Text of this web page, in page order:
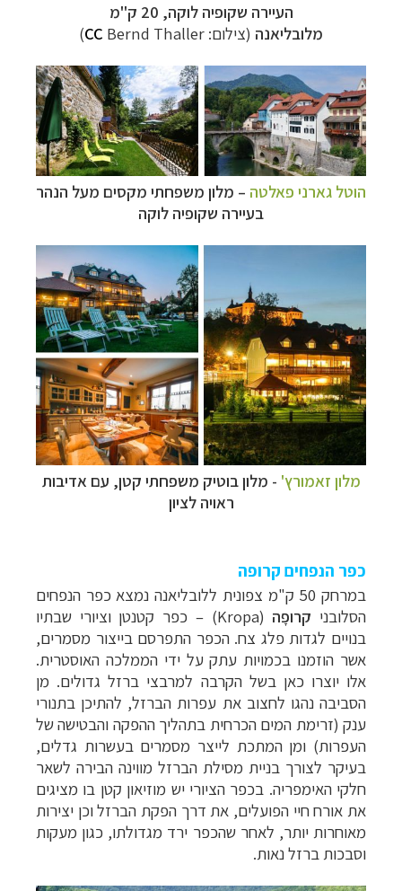
העיירה
שקופיה לוקה, 20 ק"מ
מלובליאנה (צילום: CC Bernd Thaller
)
הוטל גארני פאלטה – מלון משפחתי מקסים מעל הנהר
בעיירה שקופיה לוקה
מלון זאמורץ' - מלון בוטיק משפחתי קטן, עם אדיבות
ראויה לציון
כפר הנפחים קרופה
במרחק 50 ק"מ צפונית ללובליאנה נמצא
כפר הנפחים
הסלובני קרופָה (
Kropa
)
– כפר קטנטן וציורי שבתיו
בנויים לגדות פלג צח.הכפר התפרסם בייצור מסמרים,
אשר הוזמנו בכמויות עתק על ידי הממלכה האוסטרית.
אלו יוצרו כאן בשל הקרבה למרבצי ברזל גדולים. מן
הסביבה נהגו לחצוב את עפרות הברזל, להתיכן בתנורי
ענק (זרימת המים הכרחית בתהליך ההפקה והבטישה של
העפרות) ומן המתכת לייצר מסמרים בעשרות גדלים,
בעיקר לצורך בניית מסילת הברזל מווינה הבירה לשאר
חלקי האימפריה. בכפר הציורי יש מוזיאון קטן בו מציגים
את אורח חיי הפועלים, את דרך הפקת הברזל וכן יצירות
מאוחרות יותר, לאחר שהכפר ירד מגדולתו, כגון מעקות
וסבכות ברזל נאות.